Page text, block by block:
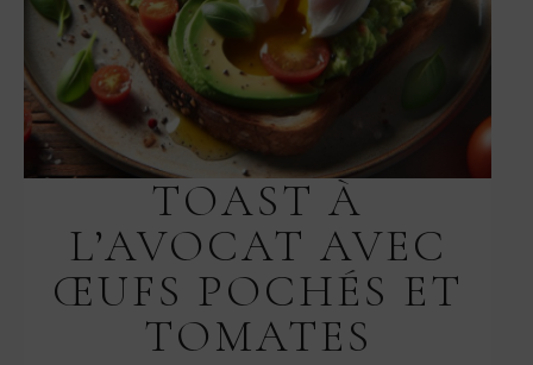
TOAST À
L’AVOCAT AVEC
ŒUFS POCHÉS ET
TOMATES